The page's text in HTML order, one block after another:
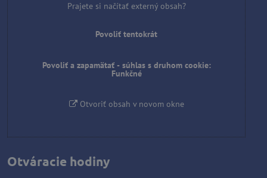
Prajete si načítať externý obsah?
Povoliť tentokrát
Povoliť a zapamätať - súhlas s druhom cookie:
Funkčné
Otvoriť obsah v novom okne
Otváracie hodiny